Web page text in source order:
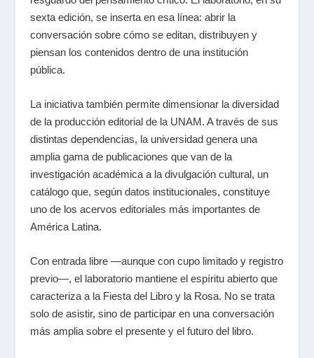
sexta edición, se inserta en esa línea: abrir la
conversación sobre cómo se editan, distribuyen y
piensan los contenidos dentro de una institución
pública.
La iniciativa también permite dimensionar la diversidad
de la producción editorial de la UNAM. A través de sus
distintas dependencias, la universidad genera una
amplia gama de publicaciones que van de la
investigación académica a la divulgación cultural, un
catálogo que, según datos institucionales, constituye
uno de los acervos editoriales más importantes de
América Latina.
Con entrada libre —aunque con cupo limitado y registro
previo—, el laboratorio mantiene el espíritu abierto que
caracteriza a la Fiesta del Libro y la Rosa. No se trata
solo de asistir, sino de participar en una conversación
más amplia sobre el presente y el futuro del libro.